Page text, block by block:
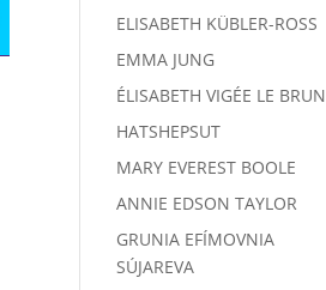
ELISABETH KÜBLER-ROSS
EMMA JUNG
ÉLISABETH VIGÉE LE BRUN
HATSHEPSUT
MARY EVEREST BOOLE
ANNIE EDSON TAYLOR
GRUNIA EFÍMOVNIA
SÚJAREVA